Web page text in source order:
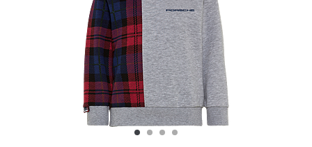
Klantenservice
Meer Porsche
Porsche informatie